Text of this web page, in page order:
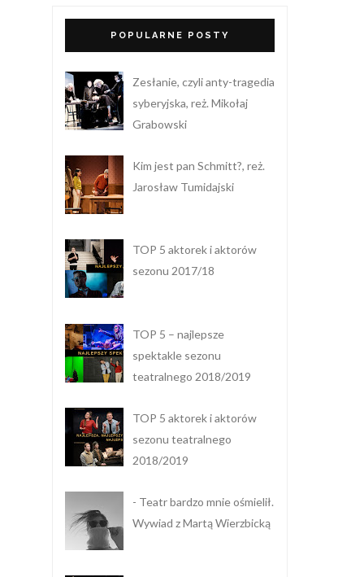
POPULARNE POSTY
Zesłanie, czyli anty-tragedia
syberyjska, reż. Mikołaj
Grabowski
Kim jest pan Schmitt?, reż.
Jarosław Tumidajski
TOP 5 aktorek i aktorów
sezonu 2017/18
TOP 5 – najlepsze
spektakle sezonu
teatralnego 2018/2019
TOP 5 aktorek i aktorów
sezonu teatralnego
2018/2019
- Teatr bardzo mnie ośmielił.
Wywiad z Martą Wierzbicką